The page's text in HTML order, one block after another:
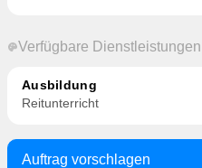
Verfügbare Dienstleistungen
Ausbildung
Reitunterricht
Auftrag vorschlagen